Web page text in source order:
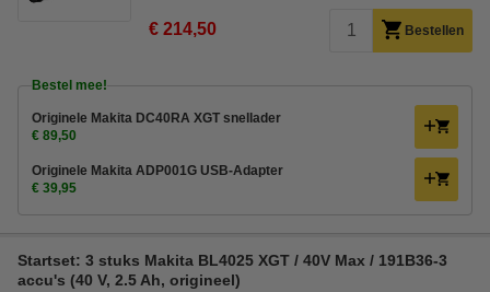
€ 214,50 Bestellen
Bestel mee!
Originele Makita DC40RA XGT snellader
€ 89,50
Originele Makita ADP001G USB-Adapter
€ 39,95
Startset: 3 stuks Makita BL4025 XGT / 40V Max / 191B36-3
accu's (40 V, 2.5 Ah, origineel)